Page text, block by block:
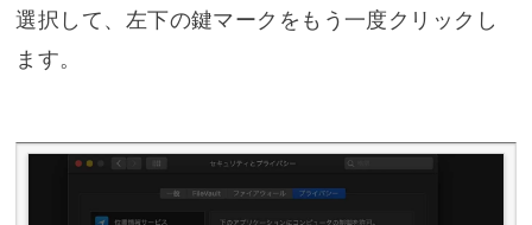
選択して、左下の鍵マークをもう一度クリックし
ます。